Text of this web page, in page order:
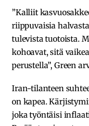
”Kalliit
riippuvaisia
tulevista tuotoista.
kohoavat, sitä
perustella”, Green
Iran-tilanteen
on kapea.
joka työntäisi